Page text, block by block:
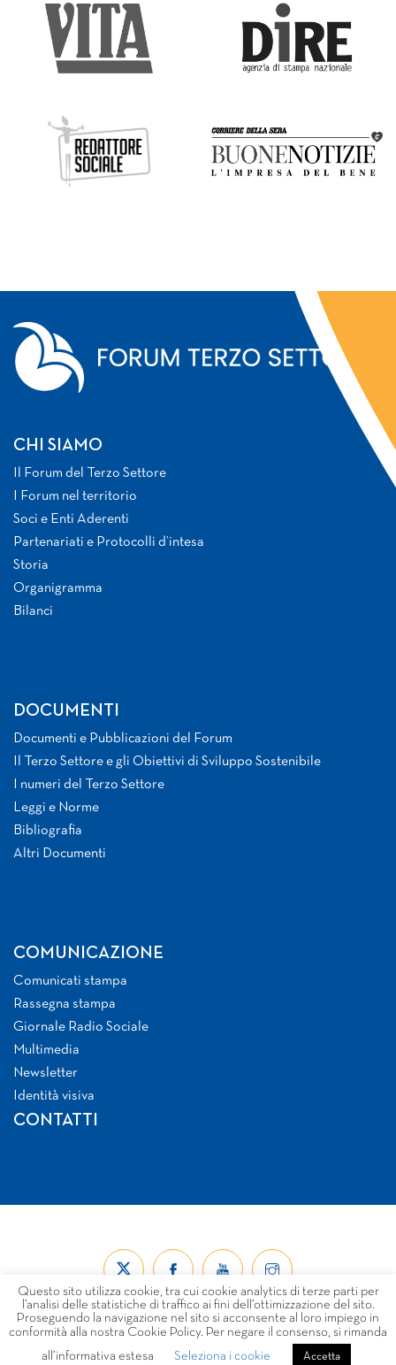
CHI SIAMO
Il Forum del Terzo Settore
I Forum nel territorio
Soci e Enti Aderenti
Partenariati e Protocolli d’intesa
Storia
Organigramma
Bilanci
DOCUMENTI
Documenti e Pubblicazioni del Forum
Il Terzo Settore e gli Obiettivi di Sviluppo Sostenibile
I numeri del Terzo Settore
Leggi e Norme
Bibliografia
Altri Documenti
COMUNICAZIONE
Comunicati stampa
Rassegna stampa
Giornale Radio Sociale
Multimedia
Newsletter
Identità visiva
CONTATTI
© Forum Nazionale del Terzo Settore ETS 2026
Questo sito utilizza cookie, tra cui cookie analytics di terze parti per
l’analisi delle statistiche di traffico ai fini dell’ottimizzazione del sito.
Proseguendo la navigazione nel sito si acconsente al loro impiego in
conformità alla nostra Cookie Policy. Per negare il consenso, si rimanda
all’informativa estesa
Seleziona i cookie Accetta